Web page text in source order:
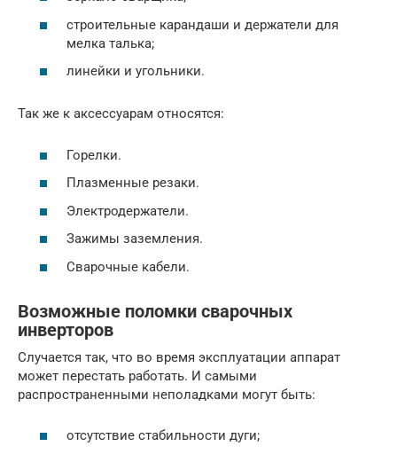
строительные карандаши и держатели для
мелка талька;
линейки и угольники.
Так же к аксессуарам относятся:
Горелки.
Плазменные резаки.
Электродержатели.
Зажимы заземления.
Сварочные кабели.
Возможные поломки сварочных
инверторов
Случается так, что во время эксплуатации аппарат
может перестать работать. И самыми
распространенными неполадками могут быть:
отсутствие стабильности дуги;